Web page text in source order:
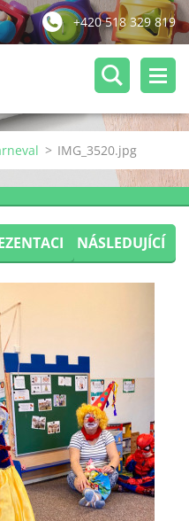
+420 518 329 819
> IMG_3520.jpg
NÁSLEDUJÍCÍ